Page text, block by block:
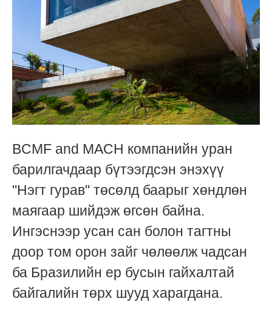
BCMF and MACH компанийн уран
барилгачдаар бүтээгдсэн энэхүү
"Нэгт гурав" төсөлд баарыг хөндлөн
маягаар шийдэж өгсөн байна.
Ингэснээр усан сан болон тагтны
доор том орон зайг чөлөөлж чадсан
ба Бразилийн ер бусын гайхалтай
байгалийн төрх шууд харагдана.